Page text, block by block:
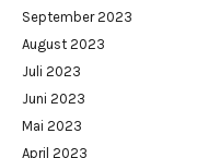
September 2023
August 2023
Juli 2023
Juni 2023
Mai 2023
April 2023